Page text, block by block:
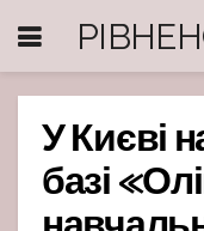
У Києві
базі